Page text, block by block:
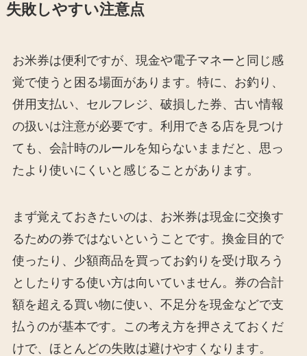
失敗しやすい注意点
お米券は便利ですが、現金や電子マネーと同じ感
覚で使うと困る場面があります。特に、お釣り、
併用支払い、セルフレジ、破損した券、古い情報
の扱いは注意が必要です。利用できる店を見つけ
ても、会計時のルールを知らないままだと、思っ
たより使いにくいと感じることがあります。
まず覚えておきたいのは、お米券は現金に交換す
るための券ではないということです。換金目的で
使ったり、少額商品を買ってお釣りを受け取ろう
としたりする使い方は向いていません。券の合計
額を超える買い物に使い、不足分を現金などで支
払うのが基本です。この考え方を押さえておくだ
けで、ほとんどの失敗は避けやすくなります。